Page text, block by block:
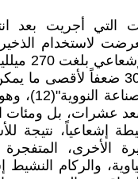
التي أجريت بعد
لاستخدام
نسبة
أي ما يزيد عن 30 ضعفاً
العاملون في
عشرات، بل ومئات
إشعاعياً، نتيجة
الأخرى،
والركام النشيط